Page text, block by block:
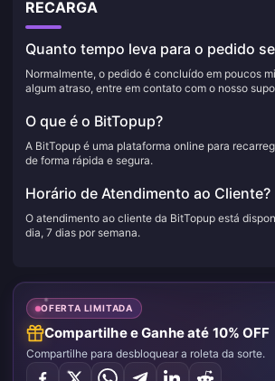
RECARGA
Quanto tempo leva para o pedido
Normalmente, o pedido é concluído em poucos
algum atraso, entre em contato com o nosso
O que é o BitTopup?
A BitTopup é uma plataforma online para
de forma rápida e segura.
Horário de Atendimento ao Cliente?
O atendimento ao cliente da BitTopup está
dia, 7 dias por semana.
OFERTA LIMITADA
Compartilhe e Ganhe até 10% OFF
Compartilhe para desbloquear a roleta da sorte.